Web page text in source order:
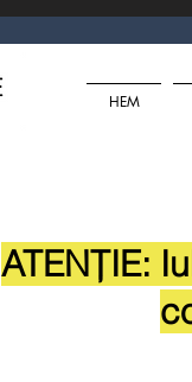
HEM
ATENȚIE: